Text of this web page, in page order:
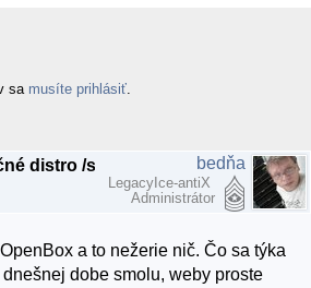
sa musíte prihlásiť
bedňa
LegacyIce-antiX
Administrátor
a to nežerie nič. Čo sa týka
dobe smolu, weby proste